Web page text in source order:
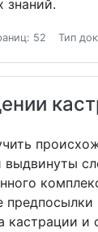
знаний.
52 Тип
кастрации и